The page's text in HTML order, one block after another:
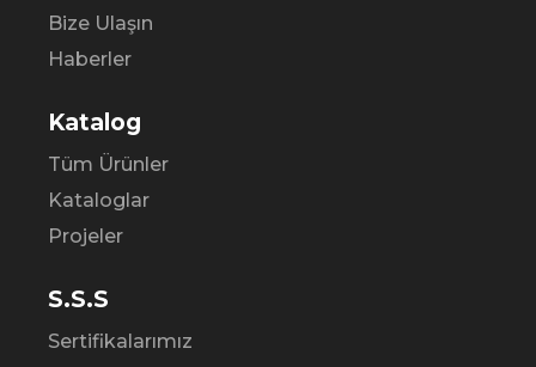
Bize Ulaşın
Haberler
Katalog
Tüm Ürünler
Kataloglar
Projeler
S.S.S
Sertifikalarımız